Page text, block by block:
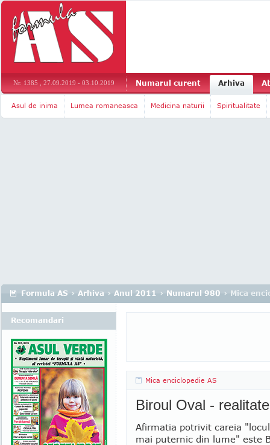
Nr. 1385 , 27.09.2019 - 03.10.2019 Numarul curent Arhiva
Asul de inima Lumea romaneasca Medicina naturii Spiritualitate
Formula AS › Arhiva › Anul 2011 › Numarul 980 › Mica
Mica enciclopedie AS
Biroul Oval -
Afirmatia potrivit careia
mai puternic din lume" este
Recomandari